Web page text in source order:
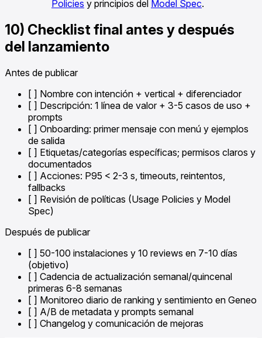
Policies y principios del Model Spec.
10) Checklist final antes y después
del lanzamiento
Antes de publicar
[ ] Nombre con intención + vertical + diferenciador
[ ] Descripción: 1 línea de valor + 3-5 casos de uso +
prompts
[ ] Onboarding: primer mensaje con menú y ejemplos
de salida
[ ] Etiquetas/categorías específicas; permisos claros y
documentados
[ ] Acciones: P95 < 2-3 s, timeouts, reintentos,
fallbacks
[ ] Revisión de políticas (Usage Policies y Model
Spec)
Después de publicar
[ ] 50-100 instalaciones y 10 reviews en 7-10 días
(objetivo)
[ ] Cadencia de actualización semanal/quincenal
primeras 6-8 semanas
[ ] Monitoreo diario de ranking y sentimiento en Geneo
[ ] A/B de metadata y prompts semanal
[ ] Changelog y comunicación de mejoras